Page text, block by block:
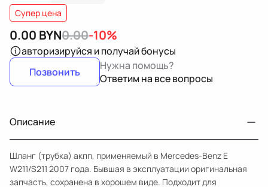
Супер цена
0.00 BYN0.00-10%
авторизируйся и получай бонусы
Позвонить
Нужна помощь?
Ответим на все вопросы
Описание
Шланг (трубка) акпп, применяемый в Mercedes-Benz E
W211/S211 2007 года. Бывшая в эксплуатации оригинальная
запчасть, сохранена в хорошем виде. Подходит для